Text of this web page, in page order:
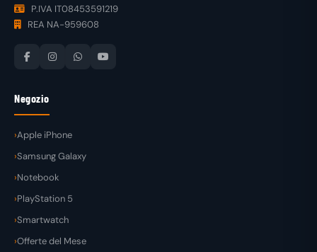
P.IVA IT08453591219
REA NA-959608
Negozio
Apple iPhone
Samsung Galaxy
Notebook
PlayStation 5
Smartwatch
Offerte del Mese